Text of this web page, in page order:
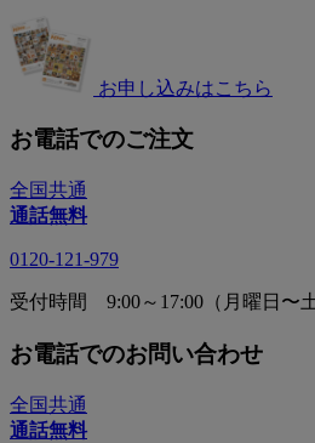
お申し込みはこちら
お電話でのご注文
全国共通
通話無料
0120-121-979
受付時間 9:00～17:00（月曜日〜土
お電話でのお問い合わせ
全国共通
通話無料